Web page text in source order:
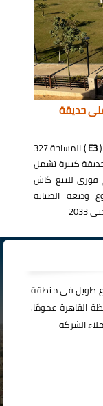
حديقة
(
E3
) المساحة 327
كبيرة تشمل
فوري للبيع كاش
وديعة الصيانه
طويل فى منطقة
القاهرة عمومًا.
الشركة